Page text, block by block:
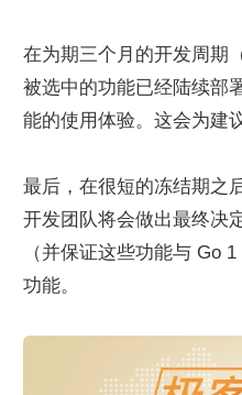
在为期三个月的开发周期
被选中的功能已经陆续部
能的使用体验。这会为建
最后，在很短的冻结期之
开发团队将会做出最终决
（并保证这些功能与 Go
功能。